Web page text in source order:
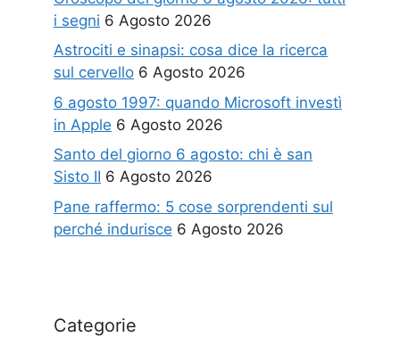
i segni 6 Agosto 2026
Astrociti e sinapsi: cosa dice la ricerca
sul cervello 6 Agosto 2026
6 agosto 1997: quando Microsoft investì
in Apple 6 Agosto 2026
Santo del giorno 6 agosto: chi è san
Sisto II 6 Agosto 2026
Pane raffermo: 5 cose sorprendenti sul
perché indurisce 6 Agosto 2026
Categorie